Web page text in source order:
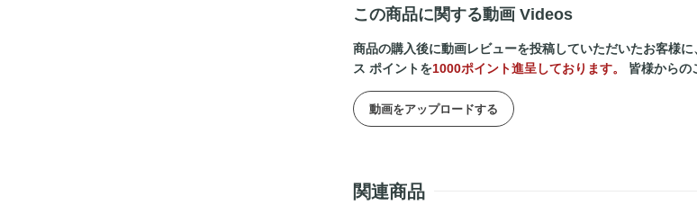
この商品に関する動画 Videos
商品の購入後に動画レビューを投稿していただいたお客様
ス ポイントを1000ポイント進呈しております。 皆様からの
動画をアップロードする
関連商品